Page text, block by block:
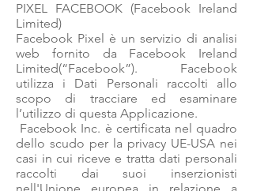
PIXEL FACEBOOK (Facebook Ireland
Limited)
Facebook Pixel è un servizio di analisi
web fornito da Facebook Ireland
Limited(“Facebook”). Facebook
utilizza i Dati Personali raccolti allo
scopo di tracciare ed esaminare
l’utilizzo di questa Applicazione.
Facebook Inc. è certificata nel quadro
dello scudo per la privacy UE-USA nei
casi in cui riceve e tratta dati personali
raccolti dai suoi inserzionisti